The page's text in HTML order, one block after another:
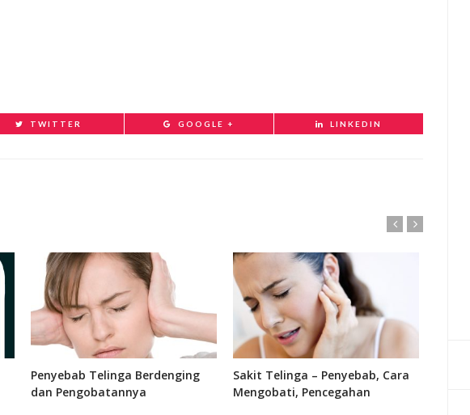
TWITTER GOOGLE + LINKEDIN
Penyebab Telinga Berdenging
dan Pengobatannya
Sakit Telinga – Penyebab, Cara
Mengobati, Pencegahan